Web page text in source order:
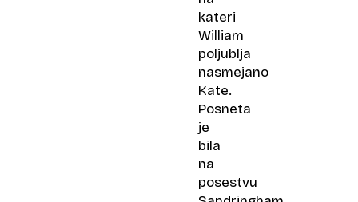
kateri
William
poljublja
nasmejano
Kate.
Posneta
je
bila
na
posestvu